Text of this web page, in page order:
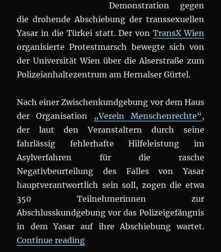
Demonstration gegen
die drohende Abschiebung der transsexuellen
Yasar in die Türkei statt. Der von TransX Wien
organisierte Protestmarsch bewegte sich von
der Universität Wien über die Alserstraße zum
Polizeianhaltezentrum am Hernalser Gürtel.
Nach einer Zwischenkundgebung vor dem Haus
der Organisation
„Verein Menschenrechte“,
der laut den Veranstaltern durch seine
fahrlässig fehlerhafte Hilfeleistung im
Asylverfahren für die rasche
Negativbeurteilung des Falles von Yasar
hauptverantwortlich sein soll, zogen die etwa
350 Teilnehmerinnen zur
Abschlusskundgebung vor das Polizeigefängnis
in dem Yasar auf ihre Abschiebung wartet.
Continue reading„Demo: #Yasar muss bleiben!